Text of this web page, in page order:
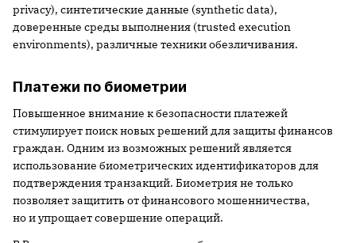
privacy), синтетические данные (synthetic data),
доверенные среды выполнения (trusted execution
environments), различные техники обезличивания.
Платежи по биометрии
Повышенное внимание к безопасности платежей
стимулирует поиск новых решений для защиты финансов
граждан. Одним из возможных решений является
использование биометрических идентификаторов для
подтверждения транзакций. Биометрия не только
позволяет защитить от финансового мошенничества,
но и упрощает совершение операций.